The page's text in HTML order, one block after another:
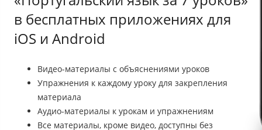
в бесплатных приложениях для
iOS и Android
Видео-материалы с объяснениями уроков
Упражнения к каждому уроку для закрепления
материала
Аудио-материалы к урокам и упражнениям
Все материалы, кроме видео, доступны без